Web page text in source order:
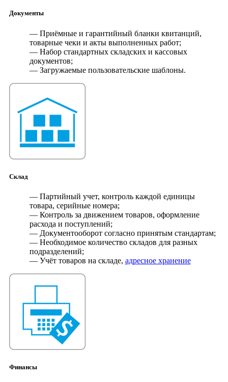
Документы
— Приёмные и гарантийный бланки квитанций,
товарные чеки и акты выполненных работ;
— Набор стандартных складских и кассовых
документов;
— Загружаемые пользовательские шаблоны.
Склад
— Партийный учет, контроль каждой единицы
товара, серийные номера;
— Контроль за движением товаров, оформление
расхода и поступлений;
— Документооборот согласно принятым стандартам;
— Необходимое количество складов для разных
подразделений;
— Учёт товаров на складе, адресное хранение
Финансы